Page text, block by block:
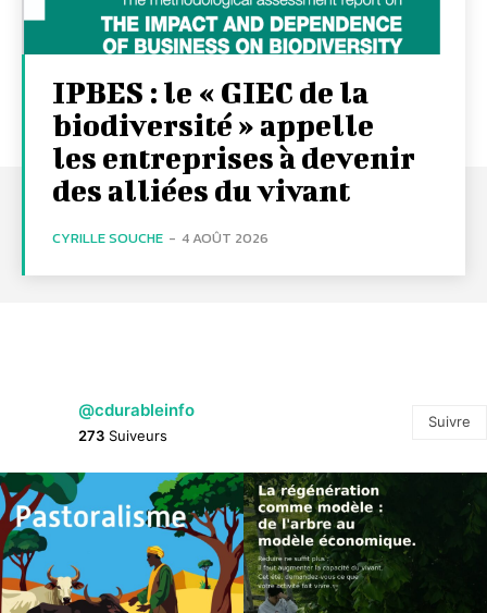
IPBES : le « GIEC de la
biodiversité » appelle
les entreprises à devenir
des alliées du vivant
CYRILLE SOUCHE - 4 AOÛT 2026
@cdurableinfo
273 Suiveurs
Suivre